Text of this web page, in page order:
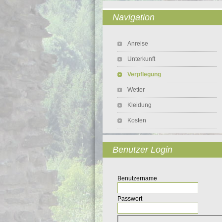
Navigation
Anreise
Unterkunft
Verpflegung
Wetter
Kleidung
Kosten
Benutzer Login
Benutzername
Passwort